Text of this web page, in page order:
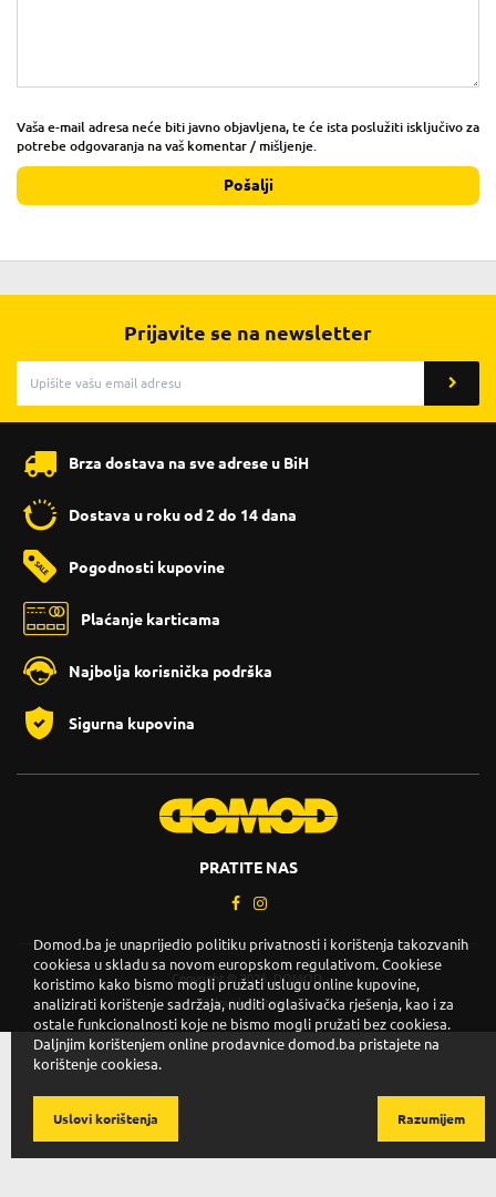
Vaša e-mail adresa neće biti javno objavljena, te će ista poslužiti isključivo za
potrebe odgovaranja na vaš komentar / mišljenje.
Pošalji
Prijavite se na newsletter
Brza dostava na sve adrese u BiH
Dostava u roku od 2 do 14 dana
Pogodnosti kupovine
Plaćanje karticama
Najbolja korisnička podrška
Sigurna kupovina
PRATITE NAS
Copyright © 2026. DOMOD.
Uslovi korištenja.
Domod.ba je unaprijedio politiku privatnosti i korištenja takozvanih
cookiesa u skladu sa novom europskom regulativom. Cookiese
koristimo kako bismo mogli pružati uslugu online kupovine,
analizirati korištenje sadržaja, nuditi oglašivačka rješenja, kao i za
ostale funkcionalnosti koje ne bismo mogli pružati bez cookiesa.
Daljnjim korištenjem online prodavnice domod.ba pristajete na
korištenje cookiesa.
Razumijem
Uslovi korištenja